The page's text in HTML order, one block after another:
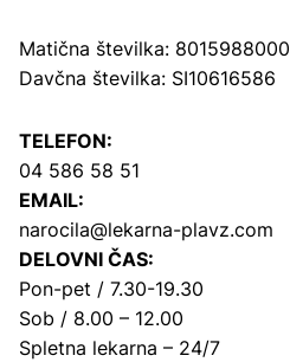
Matična številka: 8015988000
Davčna številka: SI10616586
TELEFON:
04 586 58 51
EMAIL:
narocila@lekarna-plavz.com
DELOVNI ČAS:
Pon-pet / 7.30-19.30
Sob / 8.00 – 12.00
Spletna lekarna – 24/7